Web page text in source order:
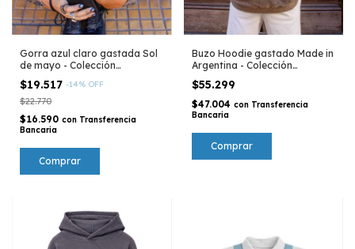
Gorra azul claro gastada Sol
de mayo - Colección
$19.517 -14% OFF
$22.770
$16.590 con Transferencia
Bancaria
Buzo Hoodie gastado Made in
Argentina - Colección
$55.299
$47.004 con Transferencia
Bancaria
Comprar